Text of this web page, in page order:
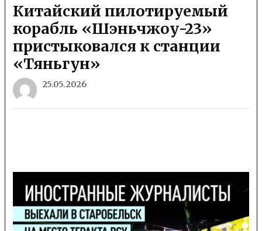
Китайский пилотируемый
корабль «Шэньчжоу-23»
пристыковался к станции
«Тяньгун»
25.05.2026